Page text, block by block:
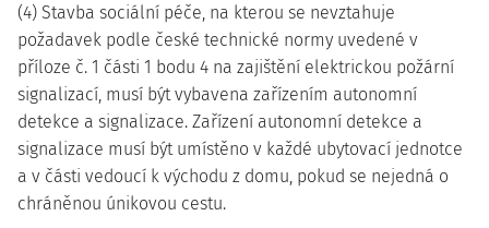
(4) Stavba sociální péče, na kterou se nevztahuje
požadavek podle české technické normy uvedené v
příloze č. 1 části 1 bodu 4 na zajištění elektrickou požární
signalizací, musí být vybavena zařízením autonomní
detekce a signalizace. Zařízení autonomní detekce a
signalizace musí být umístěno v každé ubytovací jednotce
a v části vedoucí k východu z domu, pokud se nejedná o
chráněnou únikovou cestu.